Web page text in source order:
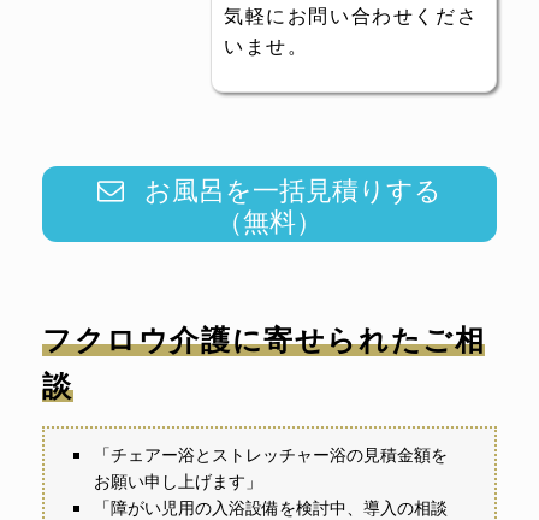
気軽にお問い合わせくださ
いませ。
お風呂を一括見積りする
（無料）
フクロウ介護に寄せられたご相
談
「チェアー浴とストレッチャー浴の見積金額を
お願い申し上げます」
「障がい児用の入浴設備を検討中、導入の相談